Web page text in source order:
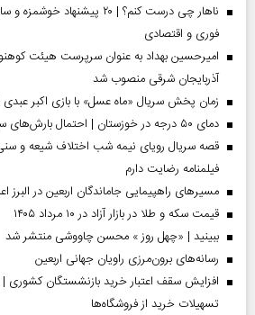
ناهار چی درست کنم؟ | ۲۰
فوری و اقتصادی
امیرحسین بهداد به عنوان سرپرست هیئت
آذربایجان شرقی منصوب شد
زمان پخش سریال «ماه عسل» با بازی اکبر عبدی
دمای ۵۰ درجه در خوزستان | احتمال بارش‌های سیل‌آسا در ۳ استان
قصه سریال رویای نیمه شب اختلاف شیعه و
فیلمنامه رضایت دارم
مسیر‌های راهپیمایی جاماندگان اربعین در البرز
قیمت سکه و طلا در بازار آزاد در ۱۰ مرداد ۱۴۰۵
ببینید | «چهل روز » محسن چاووشی منتشر شد
رسانه‌های برون‌مرزی راویان جهانی اربعین
افزایش سقف اعتبار خرید بازنشستگان کشوری |
تسهیلات خرید از فروشگاه‌ها